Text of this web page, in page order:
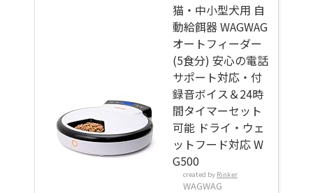
猫・中小型犬用 自
動給餌器 WAGWAG
オートフィーダー
(5食分) 安心の電話
サポート対応・付
録音ボイス＆24時
間タイマーセット
可能 ドライ・ウェ
ットフード対応 W
G500
created by Rinker
WAGWAG